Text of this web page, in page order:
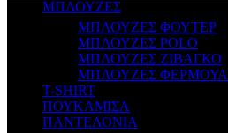
ΜΠΛΟΥΖΕΣ
ΜΠΛΟΥΖΕΣ ΦΟΥΤΕΡ
ΜΠΛΟΥΖΕΣ POLO
ΜΠΛΟΥΖΕΣ ΖΙΒΑΓΚΟ
ΜΠΛΟΥΖΕΣ
T-SHIRT
ΠΟΥΚΑΜΙΣΑ
ΠΑΝΤΕΛΟΝΙΑ